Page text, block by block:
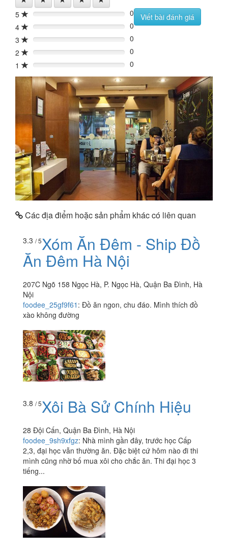
5 0%
0
4
0%
0
3
0%
0
2
0%
0
1
0% 0
Viết bài đánh giá
Các địa điểm hoặc sản phẩm khác có liên quan
3.3 / 5Xóm Ăn Đêm - Ship Đồ
Ăn Đêm Hà Nội
207C Ngõ 158 Ngọc Hà, P. Ngọc Hà, Quận Ba Đình, Hà
Nội
foodee_25gf9f61 : Đồ ăn ngon, chu đáo. Mình thích đồ
xào không đường
3.8 / 5Xôi Bà Sử Chính Hiệu
28 Đội Cấn, Quận Ba Đình, Hà Nội
foodee_9sh9xfgz: Nhà mình gần đây, trước học Cấp
2,3, đại học vẫn thường ăn. Đặc biệt cứ hôm nào đi thi
mình cũng nhờ bố mua xôi cho chắc ăn. Thi đại học 3
tiếng...